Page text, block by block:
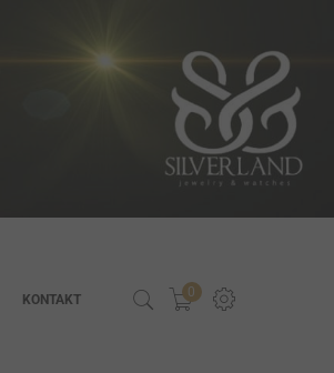
KONTAKT 0